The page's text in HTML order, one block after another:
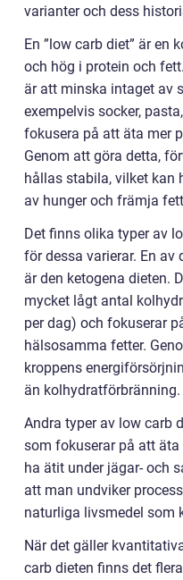
varianter och dess
En ”low carb diet” är en
och hög i protein och
är att minska intaget av
exempelvis socker,
fokusera på att äta mer
Genom att göra detta,
hållas stabila, vilket kan
av hunger och främja
Det finns olika typer av
för dessa varierar. En
är den ketogena dieten.
mycket lågt antal
per dag) och fokuserar
hälsosamma fetter.
kroppens
än kolhydratförbränning.
Andra typer av low carb
som fokuserar på att
ha ätit under jägar- och
att man undviker
naturliga livsmedel som
När det gäller
carb dieten finns det